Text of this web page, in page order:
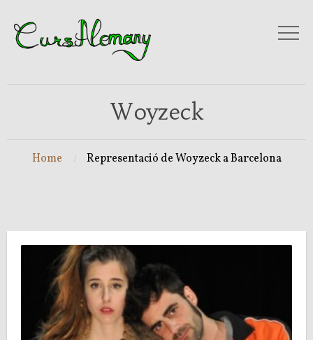
Woyzeck
Home Representació de Woyzeck a Barcelona